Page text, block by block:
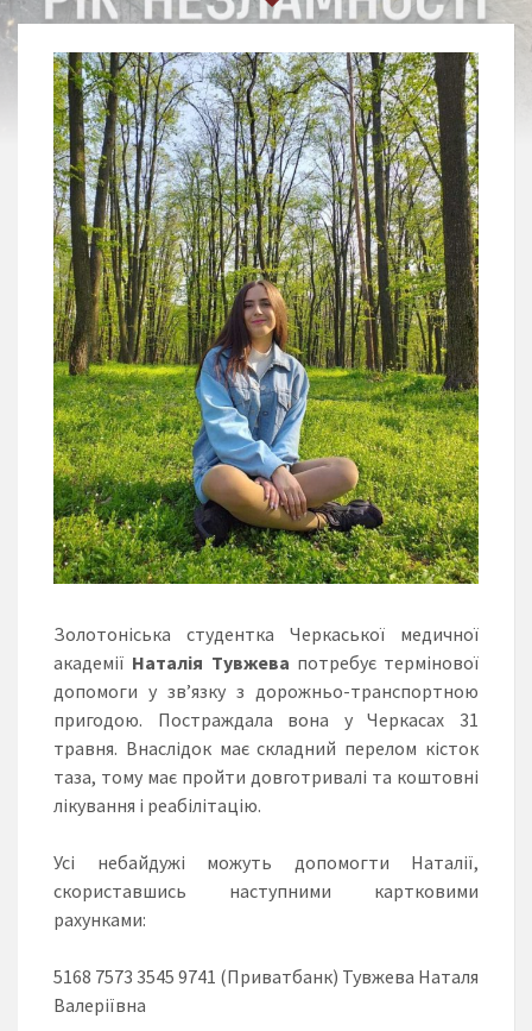
Золотоніська студентка Черкаської медичної
академії Наталія Тувжева потребує термінової
допомоги у зв’язку з дорожньо-транспортною
пригодою. Постраждала вона у Черкасах 31
травня. Внаслідок має складний перелом кісток
таза, тому має пройти довготривалі та коштовні
лікування і реабілітацію.
Усі небайдужі можуть допомогти Наталії,
скориставшись наступними картковими
рахунками:
5168 7573 3545 9741 (Приватбанк) Тувжева Наталя
Валеріївна